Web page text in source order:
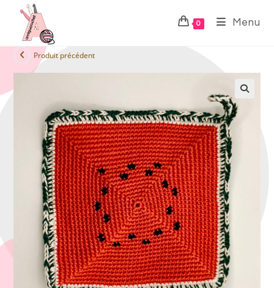
0 Menu
Produit précédent